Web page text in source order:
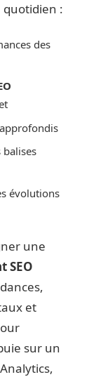
quotidien :
des
évolutions
une
SEO
et
sur un